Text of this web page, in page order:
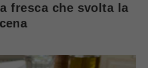
fresca che svolta la
cena